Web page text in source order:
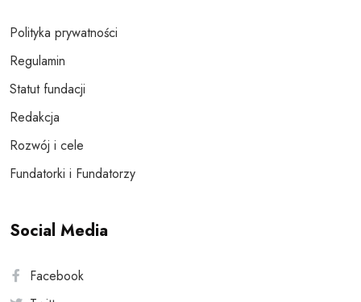
Polityka prywatności
Regulamin
Statut fundacji
Redakcja
Rozwój i cele
Fundatorki i Fundatorzy
Social Media
Facebook